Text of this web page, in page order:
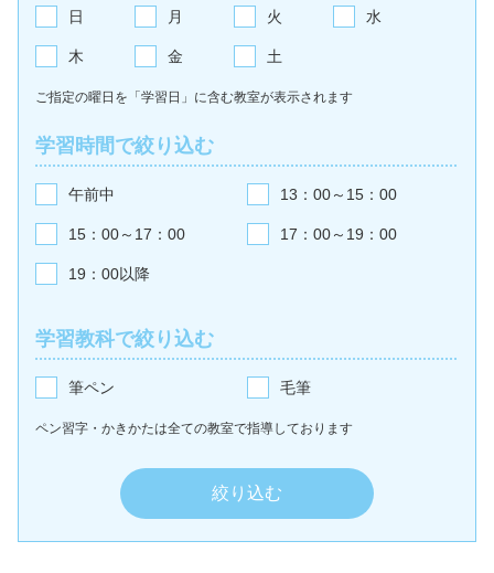
日 月 火 水
木 金 土
ご指定の曜日を「学習日」に含む教室が表示されます
学習時間で絞り込む
午前中 13：00～15：00
15：00～17：00 17：00～19：00
19：00以降
学習教科で絞り込む
筆ペン 毛筆
ペン習字・かきかたは全ての教室で指導しております